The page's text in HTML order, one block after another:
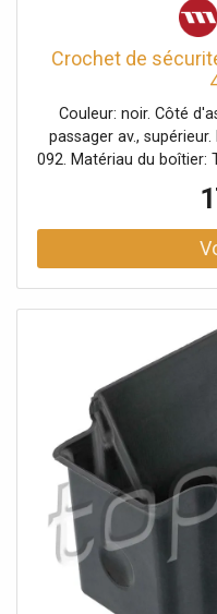
Crochet de
Couleur: noir. Côté
passager av.,
092. Matériau du boîtier: